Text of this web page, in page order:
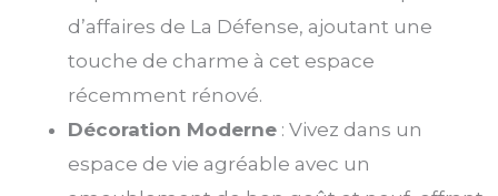
d’affaires de La Défense, ajoutant une
touche de charme à cet espace
récemment rénové.
Décoration Moderne : Vivez dans un
espace de vie agréable avec un